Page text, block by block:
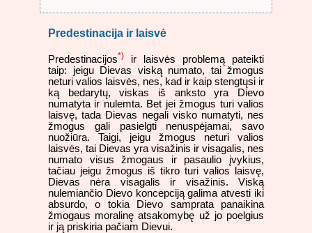
Predestinacija ir laisvė
Predestinacijos*) ir laisvės problemą pateikti
taip: jeigu Dievas viską numato, tai žmogus
neturi valios laisvės, nes, kad ir kaip stengtųsi ir
ką bedarytų, viskas iš anksto yra Dievo
numatyta ir nulemta. Bet jei žmogus turi valios
laisvę, tada Dievas negali visko numatyti, nes
žmogus gali pasielgti nenuspėjamai, savo
nuožiūra. Taigi, jeigu žmogus neturi valios
laisvės, tai Dievas yra visažinis ir visagalis, nes
numato visus žmogaus ir pasaulio įvykius,
tačiau jeigu žmogus iš tikro turi valios laisvę,
Dievas nėra visagalis ir visažinis. Viską
nulemiančio Dievo koncepciją galima atvesti iki
absurdo, o tokia Dievo samprata panaikina
žmogaus moralinę atsakomybę už jo poelgius
ir ją priskiria pačiam Dievui.